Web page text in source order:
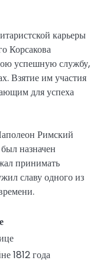
карьеры
Корсакова
успешную службу,
Взятие им участия
для успеха
Римский
назначен
принимать
славу одного из
1812 года